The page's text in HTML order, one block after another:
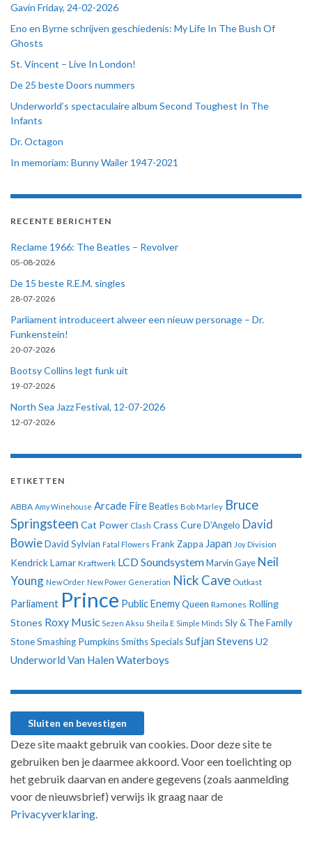
Gavin Friday, 24-02-2026
Eno en Byrne schrijven geschiedenis: My Life In The Bush Of
Ghosts
St. Vincent – Live In London!
De 25 beste Doors nummers
Underworld’s spectaculaire album Second Toughest In The
Infants
Dr. Octagon
In memoriam: Bunny Wailer 1947-2021
RECENTE BERICHTEN
Reclame 1966: The Beatles – Revolver
05-08-2026
De 15 beste R.E.M. singles
28-07-2026
Parliament introduceert alweer een nieuw personage – Dr.
Funkenstein!
20-07-2026
Bootsy Collins legt funk uit
19-07-2026
North Sea Jazz Festival, 12-07-2026
12-07-2026
ETIKETTEN
ABBA Amy Winehouse Arcade Fire Beatles Bob Marley Bruce
Springsteen Cat Power Clash Crass CureD'Angelo David
BowieDavid Sylvian Fatal Flowers Frank Zappa Japan Joy Division
Kendrick Lamar Kraftwerk LCD Soundsystem Marvin Gaye Neil
Young New Order New Power Generation Nick Cave Outkast
Parliament Prince Public EnemyQueen Ramones Rolling
Stones Roxy Music Sezen Aksu Sheila E Simple Minds Sly & The Family
StoneSmashing PumpkinsSmithsSpecialsSufjan Stevens U2
Underworld Van Halen Waterboys
Deze site maakt gebruik van cookies. Door deze site te
gebruiken ben je daarmee akkoord. Voor een toelichting op
het gebruik daarvan en andere gegevens (zoals aanmelding
voor de nieuwsbrief) verwijs ik graag naar de
Privacyverklaring.